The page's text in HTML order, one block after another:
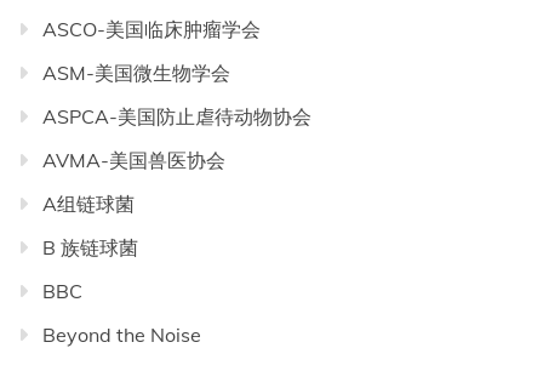
ASCO-美国临床肿瘤学会
ASM-美国微生物学会
ASPCA-美国防止虐待动物协会
AVMA-美国兽医协会
A组链球菌
B 族链球菌
BBC
Beyond the Noise